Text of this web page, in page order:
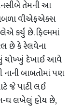
તેમની આ
વીએફએક્સ
કર્યું છે. ફિલ્મમાં
છે કે રેલવેના
ચોખ્ખું દેખાઈ આવે
નાની બાબતોમાં પણ
જે પાટી લઈ
ઘ લખેલું હોય છે,